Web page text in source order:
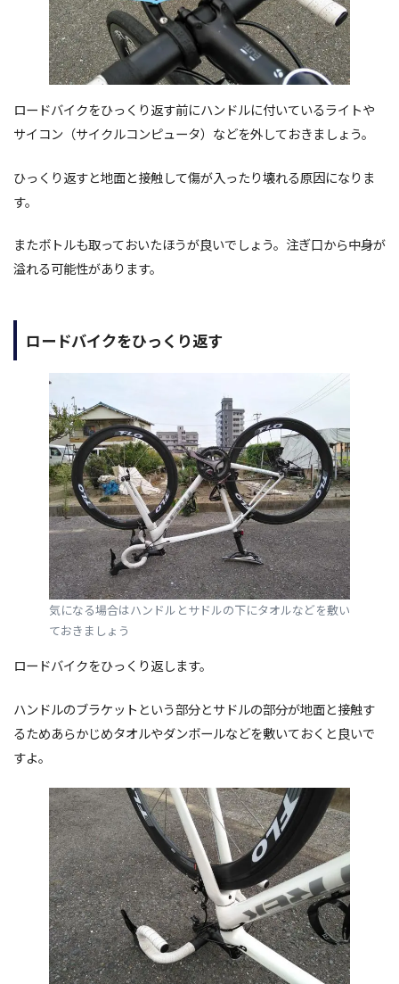
ロードバイクをひっくり返す前にハンドルに付いているライトや
サイコン（サイクルコンピュータ）などを外しておきましょう。
ひっくり返すと地面と接触して傷が入ったり壊れる原因になりま
す。
またボトルも取っておいたほうが良いでしょう。注ぎ口から中身が
溢れる可能性があります。
ロードバイクをひっくり返す
気になる場合はハンドルとサドルの下にタオルなどを敷い
ておきましょう
ロードバイクをひっくり返します。
ハンドルのブラケットという部分とサドルの部分が地面と接触す
るためあらかじめタオルやダンボールなどを敷いておくと良いで
すよ。